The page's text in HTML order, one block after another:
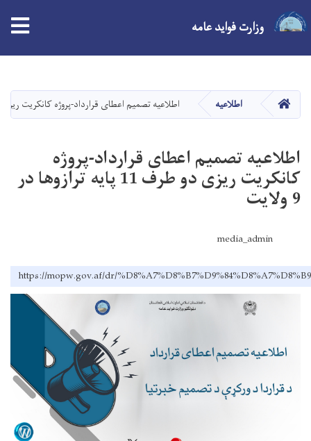
main
content
وزارت فواید عامه
صفحه اصلیاطلاعیه اطلاعیه تصمیم اعطای قرارداد-پروژه کانکریت ریزی دو طرف 11 پایه
اطلاعیه تصمیم اعطای قرارداد-پروژه
کانکریت ریزی دو طرف 11 پایه ترازوها در
9 ولایت
media_admin
https://mopw.gov.af/dr/